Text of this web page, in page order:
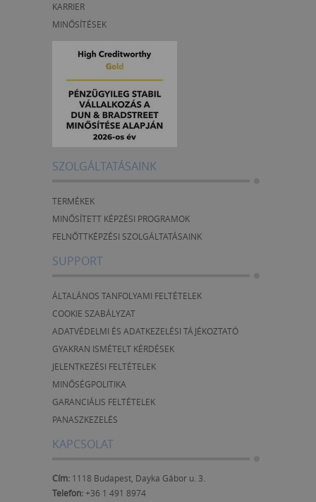
KARRIER
MINŐSÍTÉSEK
SZOLGÁLTATÁSAINK
TERMÉKEK
MINŐSÍTETT KÉPZÉSI PROGRAMOK
FELNŐTTKÉPZÉSI SZOLGÁLTATÁSAINK
SUPPORT
ÁLTALÁNOS TANFOLYAMI FELTÉTELEK
COOKIE SZABÁLYZAT
ADATVÉDELMI ÉS ADATKEZELÉSI TÁJÉKOZTATÓ
GYAKRAN ISMÉTELT KÉRDÉSEK
JELENTKEZÉSI FELTÉTELEK
MINŐSÉGPOLITIKA
GARANCIÁLIS FELTÉTELEK
PANASZKEZELÉS
KAPCSOLAT
Cím: 1118 Budapest, Dayka Gábor u. 3.
Telefon:+36 1 491 8974